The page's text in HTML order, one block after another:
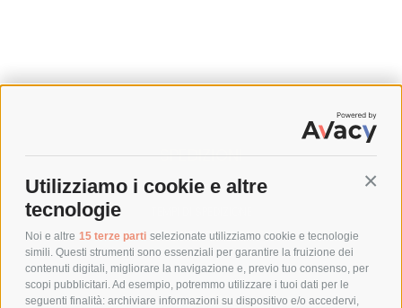
Utilizziamo i cookie e altre
tecnologie
Noi e altre 15 terze parti selezionate utilizziamo cookie e tecnologie
simili. Questi strumenti sono essenziali per garantire la fruizione dei
contenuti digitali, migliorare la navigazione e, previo tuo consenso, per
scopi pubblicitari. Ad esempio, potremmo utilizzare i tuoi dati per le
seguenti finalità: archiviare informazioni su dispositivo e/o accedervi,
SPEDIZIONI
COSTI DI SPEDIZIONE
POLITICA DI RESO
POLICY